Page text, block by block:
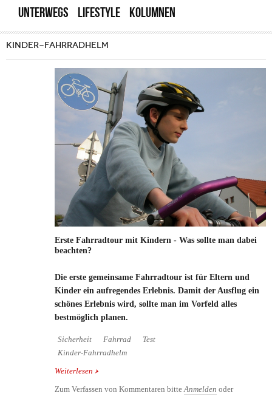
UNTERWEGS
LIFESTYLE KOLUMNEN
KINDER-FAHRRADHELM
Erste Fahrradtour mit Kindern - Was sollte man dabei
beachten?
Die erste gemeinsame Fahrradtour ist für Eltern und
Kinder ein aufregendes Erlebnis. Damit der Ausflug ein
schönes Erlebnis wird, sollte man im Vorfeld alles
bestmöglich planen.
Sicherheit Fahrrad
Test
Kinder-Fahrradhelm
Weiterlesen über Erste Fahrradtour mit Kindern - Was sollte
Zum Verfassen von Kommentaren bitte Anmelden oder